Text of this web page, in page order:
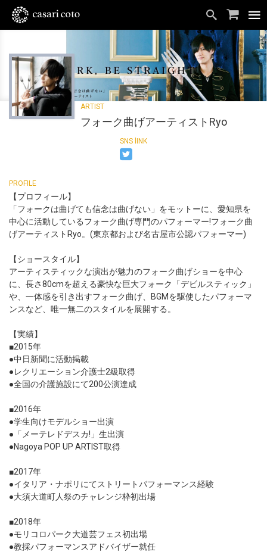
フォーク曲げアーティストRyo
【プロフィール】
「フォークは曲げても信念は曲げない」をモットーに、愛知県を
中心に活動しているフォーク曲げ専門のパフォーマー!フォーク曲
げアーティストRyo。(東京都および名古屋市公認パフォーマー)
【ショースタイル】
アーティスティックな演出が魅力のフォーク曲げショーを中心
に、長さ80cmを超える豪快な巨大フォーク「デビルスティック」
や、一体感を引き出すフォーク曲げ、BGMを駆使したパフォーマ
ンスなど、唯一無二のスタイルを展開する。
【実績】
■2015年
●中日新聞に活動掲載
●レクリエーション介護士2級取得
●全国の介護施設にて200公演達成
■2016年
●学生向けモデルショー出演
●「メーテレドデスカ!」生出演
●Nagoya POP UP ARTIST取得
■2017年
●イタリア・ナポリにてストリートパフォーマンス経験
●大須大道町人祭のチャレンジ枠初出場
■2018年
●モリコロパーク大道芸フェス初出場
●教採パフォーマンスアドバイザー就任